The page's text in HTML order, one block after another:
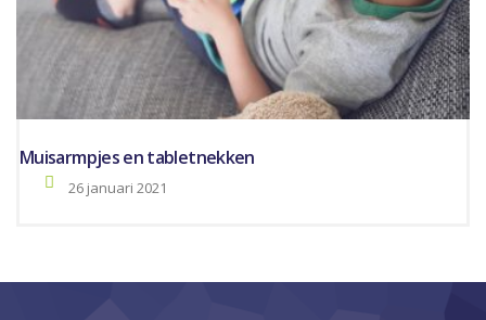
Muisarmpjes en tabletnekken
26 januari 2021